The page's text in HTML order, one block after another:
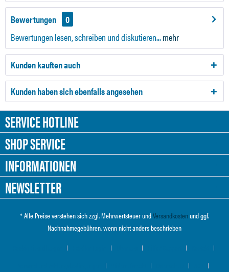
Bewertungen
0
Bewertungen lesen, schreiben und diskutieren...mehr
Kunden kauften auch
Kunden haben sich ebenfalls angesehen
SERVICE HOTLINE
SHOP SERVICE
INFORMATIONEN
NEWSLETTER
* Alle Preise verstehen sich zzgl. Mehrwertsteuer undVersandkostenund ggf.
Nachnahmegebühren, wenn nicht anders beschrieben